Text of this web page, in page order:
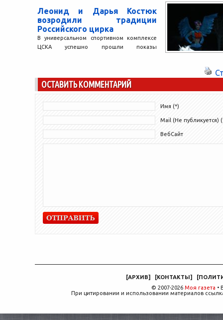
начавшей
Леонид и Дарья Костюк
возродили традиции
Российского цирка
В универсальном спортивном комплексе
ЦСКА успешно прошли показы
ОСТАВИТЬ КОММЕНТАРИЙ
Имя (*)
Mail (Не публикуется)
ВебСайт
[АРХИВ] [КОНТАКТЫ] [
© 2007-2026 Моя газета •
При цитировании и использовании материалов